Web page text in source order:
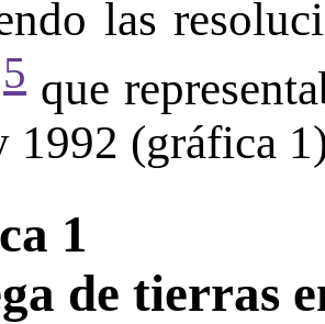
las
5 que
1992 (gráfica
1
de tierras